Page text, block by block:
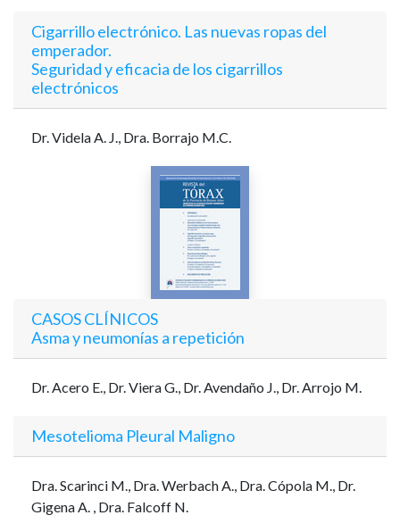
Cigarrillo electrónico. Las nuevas ropas del
emperador.
Seguridad y eficacia de los cigarrillos
electrónicos
Dr. Videla A. J., Dra. Borrajo M.C.
CASOS CLÍNICOS
Asma y neumonías a repetición
Dr. Acero E., Dr. Viera G., Dr. Avendaño J., Dr. Arrojo M.
Mesotelioma Pleural Maligno
Dra. Scarinci M., Dra. Werbach A., Dra. Cópola M., Dr.
Gigena A. , Dra. Falcoff N.